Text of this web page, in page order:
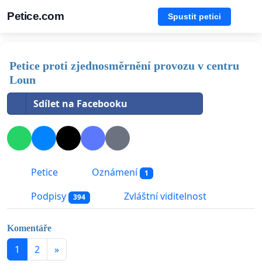
Petice.com Spustit petici
Petice proti zjednosměrnění provozu v centru
Loun
Sdílet na Facebooku
Petice Oznámení 1
Podpisy 394 Zvláštní viditelnost
Komentáře
1 2 »